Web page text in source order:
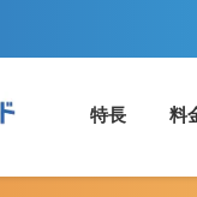
特長 料